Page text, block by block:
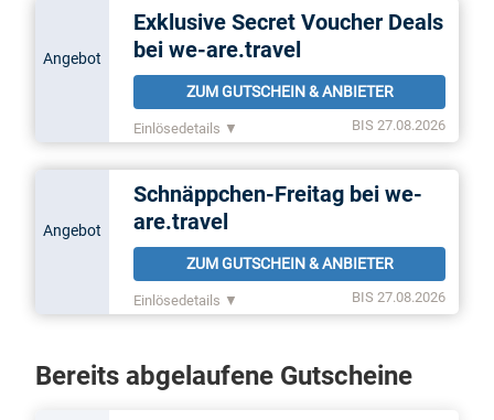
Angebot
Exklusive Secret Voucher Deals
bei we-are.travel
ZUM GUTSCHEIN & ANBIETER
BIS 27.08.2026
Einlösedetails ▼
Angebot
Schnäppchen-Freitag bei we-
are.travel
ZUM GUTSCHEIN & ANBIETER
BIS 27.08.2026
Einlösedetails ▼
Bereits abgelaufene Gutscheine